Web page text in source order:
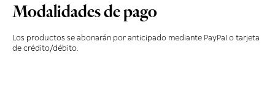
Modalidades de pago
Los productos se abonarán por anticipado mediante PayPal o tarjeta
de crédito/débito.